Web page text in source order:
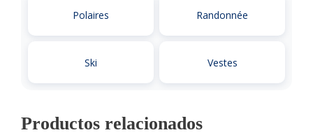
Polaires Randonnée
Ski Vestes
Productos relacionados